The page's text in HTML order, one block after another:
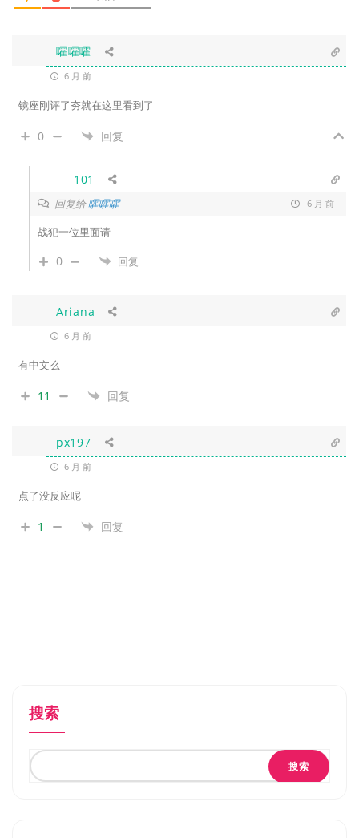
嚯嚯嚯
6 月 前
镜座刚评了夯就在这里看到了
0 回复
101
回复给嚯嚯嚯 6 月 前
战犯一位里面请
0 回复
Ariana
6 月 前
有中文么
11 回复
px197
6 月 前
点了没反应呢
1 回复
搜索
搜索